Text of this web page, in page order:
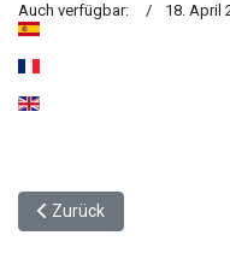
Auch verfügbar: 18. April
Vorheriger Beitrag: Das
Zurück